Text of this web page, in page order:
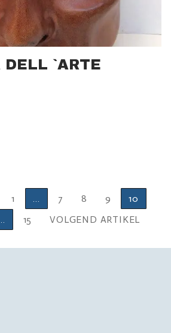
DELL `ARTE
1 … 7 8 9
10
15 VOLGEND ARTIKEL